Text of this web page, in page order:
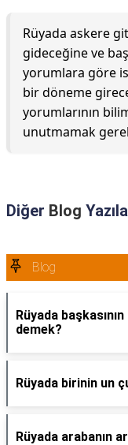
Rüyada askere
gideceğine ve
yorumlara göre
bir döneme
yorumlarının
unutmamak
Diğer Blog
Blog
Rüyada
demek?
Rüyada birinin un
Rüyada arabanın